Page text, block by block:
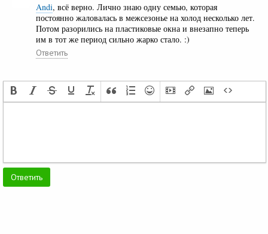
Andi, всё верно. Лично знаю одну семью, которая
постоянно жаловалась в межсезонье на холод несколько лет.
Потом разорились на пластиковые окна и внезапно теперь
им в тот же период сильно жарко стало. :)
Ответить